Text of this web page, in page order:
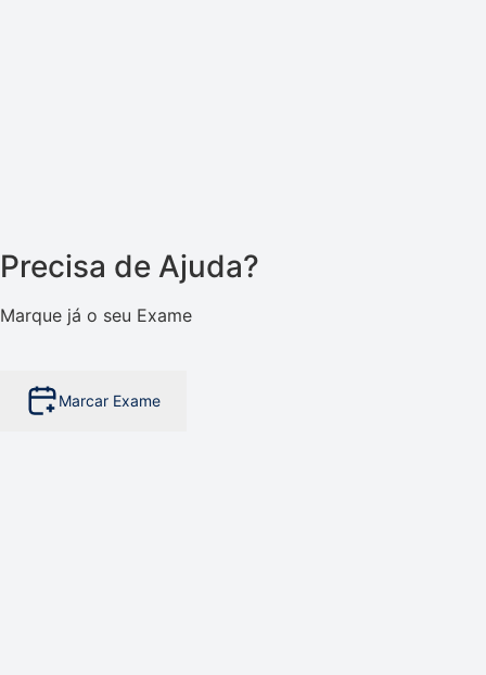
Precisa de Ajuda?
Marque já o seu Exame
Marcar Exame